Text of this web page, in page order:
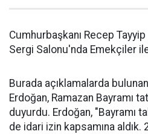
Cumhurbaşkanı Recep
Sergi Salonu'nda Emekçiler
Burada açıklamalarda
Erdoğan, Ramazan Bayramı
duyurdu. Erdoğan, "Bayramı
de idari izin kapsamına